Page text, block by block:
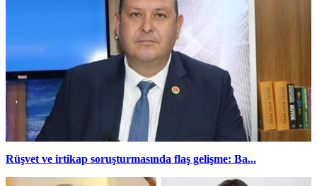
Rüşvet ve irtikap soruşturmasında flaş gelişme: Ba...